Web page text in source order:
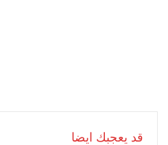
قد يعجبك ايضا